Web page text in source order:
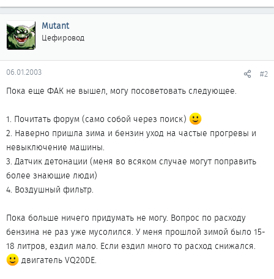
Mutant
Цефировод
06.01.2003 #2
Пока еще ФАК не вышел, могу посоветовать следующее.
1. Почитать форум (само собой через поиск)
2. Наверно пришла зима и бензин уход на частые прогревы и
невыключение машины.
3. Датчик детонации (меня во всяком случае могут поправить
более знающие люди)
4. Воздушный фильтр.
Пока больше ничего придумать не могу. Вопрос по расходу
бензина не раз уже мусолился. У меня прошлой зимой было 15-
18 литров, ездил мало. Если ездил много то расход снижался.
двигатель VQ20DE.